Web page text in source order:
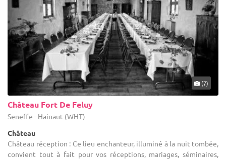
(7)
Château Fort De Feluy
Seneffe - Hainaut (WHT)
Château
Château réception : Ce lieu enchanteur, illuminé à la nuit tombée,
convient tout à fait pour vos réceptions, mariages, séminaires,